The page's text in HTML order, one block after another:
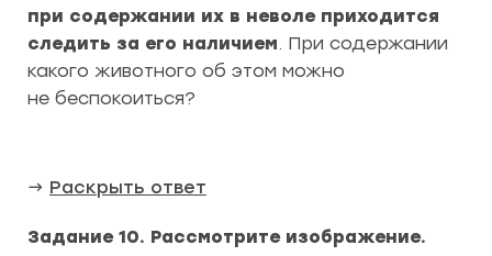
при содержании их в неволе приходится
следить за его наличием. При содержании
какого животного об этом можно
не беспокоиться?
→ Раскрыть ответ
Задание 10. Рассмотрите изображение.